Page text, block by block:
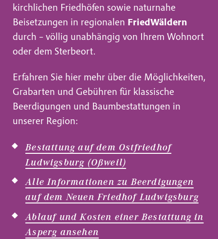
kirchlichen Friedhöfen sowie naturnahe
Beisetzungen in regionalen FriedWäldern
durch – völlig unabhängig von Ihrem Wohnort
oder dem Sterbeort.
Erfahren Sie hier mehr über die Möglichkeiten,
Grabarten und Gebühren für klassische
Beerdigungen und Baumbestattungen in
unserer Region:
Bestattung auf dem Ostfriedhof
Ludwigsburg (Oßweil)
Alle Informationen zu Beerdigungen
auf dem Neuen Friedhof Ludwigsburg
Ablauf und Kosten einer Bestattung in
Asperg ansehen